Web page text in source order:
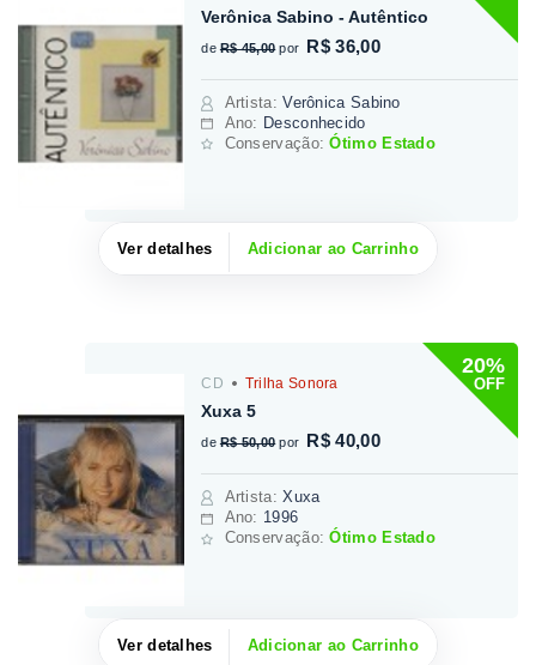
Verônica Sabino - Autêntico
de R$ 45,00 por R$ 36,00
Artista:Verônica Sabino
Ano: Desconhecido
Conservação:Ótimo Estado
Ver detalhes Adicionar ao Carrinho
20%
OFF
CD Trilha Sonora
Xuxa 5
de R$ 50,00 por R$ 40,00
Artista:Xuxa
Ano: 1996
Conservação:Ótimo Estado
Ver detalhes Adicionar ao Carrinho